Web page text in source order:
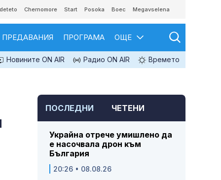
Chernomore Start Posoka Boec Megavselena
ПРЕДАВАНИЯ ПРОГРАМА ОЩЕ
Новините ON AIR Радио ON AIR Времето
ПОСЛЕДНИ ЧЕТЕНИ
Украйна отрече умишлено да
е насочвала дрон към
България
20:26 • 08.08.26